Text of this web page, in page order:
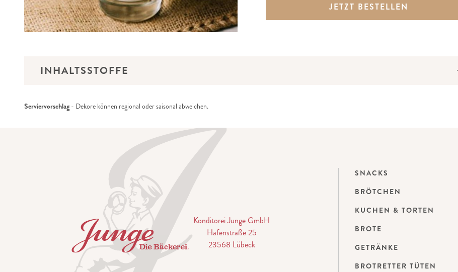
JETZT BESTELLEN
INHALTSSTOFFE
Serviervorschlag - Dekore können regional oder saisonal abweichen.
Konditorei Junge GmbH
Hafenstraße 25
23568 Lübeck
SNACKS
BRÖTCHEN
KUCHEN & TORTEN
BROTE
GETRÄNKE
BROTRETTER TÜTEN